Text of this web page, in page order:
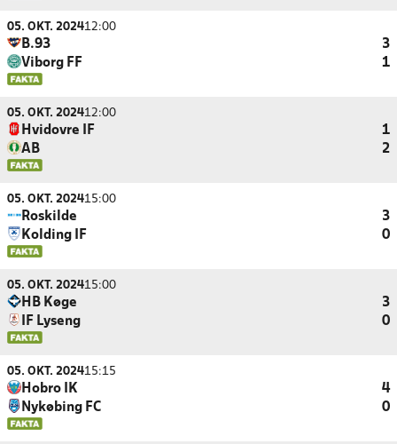
05. OKT. 202412:00
B.93
3
Viborg FF
1
05. OKT. 202412:00
Hvidovre IF
1
AB
2
05. OKT. 202415:00
Roskilde
3
Kolding IF
0
05. OKT. 202415:00
HB Køge
3
IF Lyseng
0
05. OKT. 202415:15
Hobro IK
4
Nykøbing FC
0